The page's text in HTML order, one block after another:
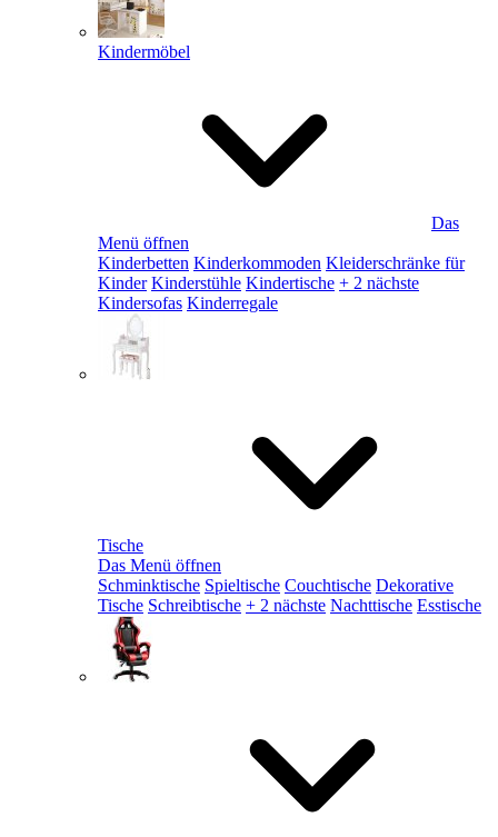
Kindermöbel
Das
Menü öffnen
Kinderbetten Kinderkommoden Kleiderschränke für
Kinder Kinderstühle Kindertische + 2 nächste
Kindersofas Kinderregale
Tische
Das Menü öffnen
Schminktische Spieltische Couchtische Dekorative
Tische Schreibtische + 2 nächste Nachttische Esstische